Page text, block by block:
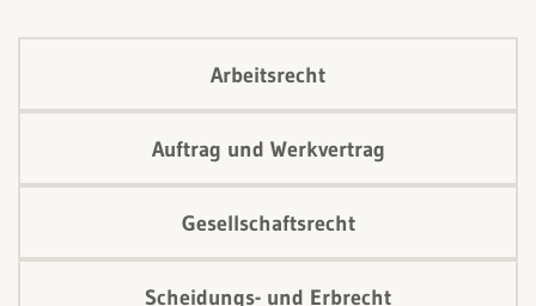
Arbeitsrecht
Auftrag und Werkvertrag
Gesellschaftsrecht
Scheidungs- und Erbrecht